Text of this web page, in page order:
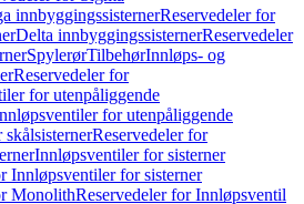
innbyggingssisternerReservedeler for
Delta innbyggingssisternerReservedeler
SpylerørTilbehørInnløps- og
Reservedeler for
for utenpåliggende
for utenpåliggende
Reservedeler for
Innløpsventiler for sisterner
Innløpsventiler for sisterner
MonolithReservedeler for Innløpsventil